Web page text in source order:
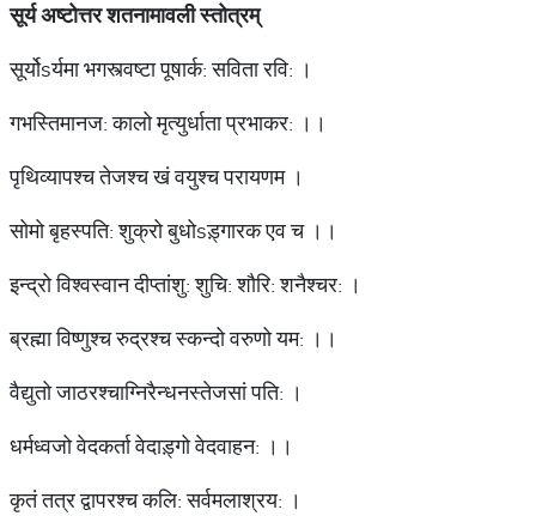
सूर्यअष्टोत्तरशतनामावलीस्तोत्रम्
सूर्योsर्यमा भगस्त्वष्टा पूषार्क: सविता रवि: ।
गभस्तिमानज: कालो मृत्युर्धाता प्रभाकर: ।।
पृथिव्यापश्च तेजश्च खं वयुश्च परायणम ।
सोमो बृहस्पति: शुक्रो बुधोsड़्गारक एव च ।।
इन्द्रो विश्वस्वान दीप्तांशु: शुचि: शौरि: शनैश्चर: ।
ब्रह्मा विष्णुश्च रुद्रश्च स्कन्दो वरुणो यम: ।।
वैद्युतो जाठरश्चाग्निरैन्धनस्तेजसां पति: ।
धर्मध्वजो वेदकर्ता वेदाड़्गो वेदवाहन: ।।
कृतं तत्र द्वापरश्च कलि: सर्वमलाश्रय: ।